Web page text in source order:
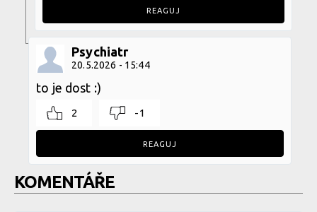
REAGUJ
Psychiatr
20.5.2026 - 15:44
to je dost :)
2 -1
REAGUJ
KOMENTÁŘE